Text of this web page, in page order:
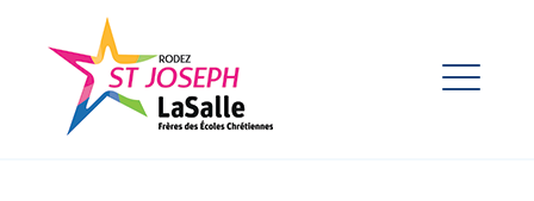
contentEnsemble Scolaire St Joseph
La Salle Rodez